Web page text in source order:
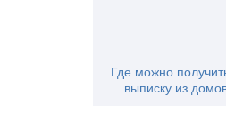
Где можно
выписку из